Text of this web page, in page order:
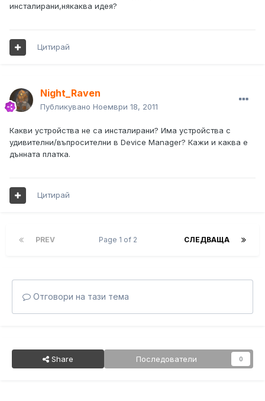
инсталирани,някаква идея?
Цитирай
Night_Raven
Публикувано Ноември 18, 2011
Какви устройства не са инсталирани? Има устройства с
удивителни/въпросителни в Device Manager? Кажи и каква е
дънната платка.
Цитирай
PREV СЛЕДВАЩА
Page 1 of 2
Отговори на тази тема
Share Последователи 0